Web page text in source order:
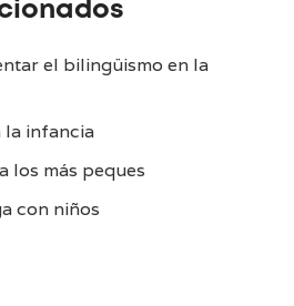
el bilingüismo en la
la infancia
los más peques
con niños